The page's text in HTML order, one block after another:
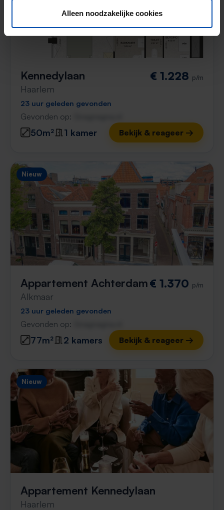
Alleen noodzakelijke cookies
Kennedylaan
Haarlem
€ 1.228 p/m
23 uur geleden gevonden
Gevonden op:
50m² 1 kamer Bekijk & reageer →
Nieuw
Appartement Achterdam
Alkmaar
€ 1.370 p/m
23 uur geleden gevonden
Gevonden op:
77m² 2 kamers Bekijk & reageer →
Nieuw
Appartement Kennedylaan
Haarlem